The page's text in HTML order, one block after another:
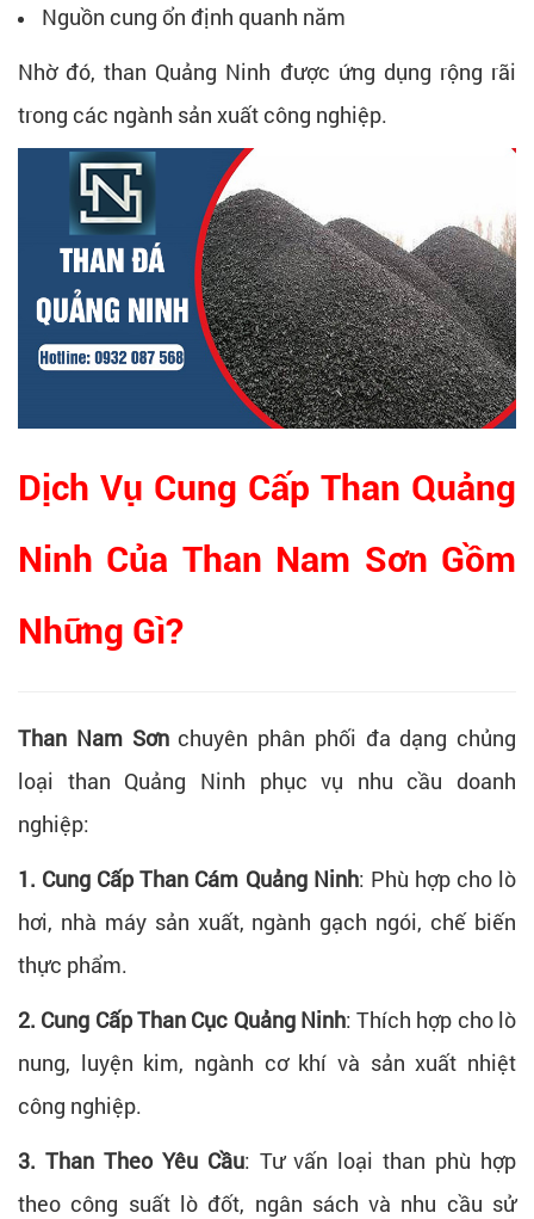
Nguồn cung ổn định quanh năm
Nhờ đó, than Quảng Ninh được ứng dụng rộng rãi
trong các ngành sản xuất công nghiệp.
Dịch Vụ Cung Cấp Than Quảng
Ninh Của Than Nam Sơn Gồm
Những Gì?
Than Nam Sơnchuyên phân phối đa dạng chủng
loại than Quảng Ninh phục vụ nhu cầu doanh
nghiệp:
1. Cung Cấp Than Cám Quảng Ninh: Phù hợp cho lò
hơi, nhà máy sản xuất, ngành gạch ngói, chế biến
thực phẩm.
2. Cung Cấp Than Cục Quảng Ninh:Thích hợp cho lò
nung, luyện kim, ngành cơ khí và sản xuất nhiệt
công nghiệp.
3. Than Theo Yêu Cầu: Tư vấn loại than phù hợp
theo công suất lò đốt, ngân sách và nhu cầu sử